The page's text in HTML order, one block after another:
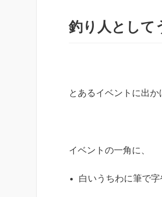
釣り人として
とあるイベントに出か
イベントの一角に、
白いうちわに筆で